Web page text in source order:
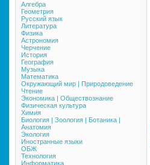
Алгебра
Геометрия
Русский язык
Литература
Физика
Астрономия
Черчение
История
География
Музыка
Математика
Окружающий мир | Природоведение
Чтение
Экономика | Обществознание
Физическая культура
Химия
Биология | Зоология | Ботаника |
Анатомия
Экология
Иностранные языки
ОБЖ
Технология
Информатика